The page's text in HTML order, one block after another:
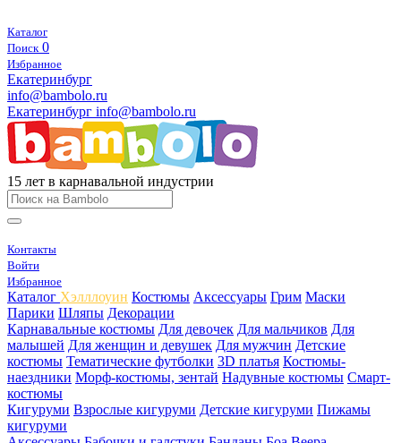
Каталог
Поиск 0
Избранное
Екатеринбург
info@bambolo.ru
Екатеринбург info@bambolo.ru
15 лет в карнавальной индустрии
Контакты
Войти
Избранное
Каталог Хэлллоуин Костюмы Аксессуары Грим Маски
Парики Шляпы Декорации
Карнавальные костюмы Для девочек Для мальчиков Для
малышей Для женщин и девушек Для мужчин Детские
костюмы Тематические футболки 3D платья Костюмы-
наездники Морф-костюмы, зентай Надувные костюмы Смарт-
костюмы
Кигуруми Взрослые кигуруми Детские кигуруми Пижамы
кигуруми